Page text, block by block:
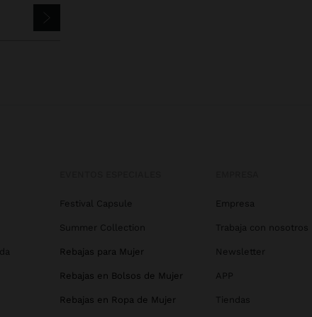
Festival Capsule
Summer Collection
Rebajas para Mujer
Rebajas en Bolsos de Mujer
Rebajas en Ropa de Mujer
Empresa
Trabaja con nosotros
Newsletter
APP
Tiendas